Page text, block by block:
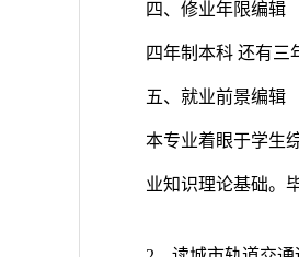
四、修业年限编辑
四年制本科 还有三
五、就业前景编辑
本专业着眼于学生
业知识理论基础。